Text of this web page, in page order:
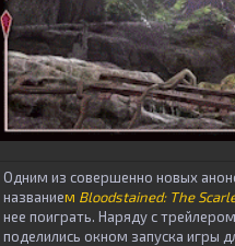
Одним из совершенно новых
названием Bloodstained: The
нее поиграть. Наряду с
поделились окном запуска игры